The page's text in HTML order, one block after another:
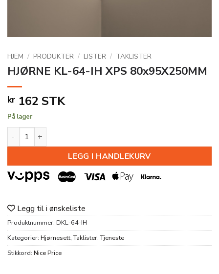
HJEM / PRODUKTER / LISTER / TAKLISTER
HJØRNE KL-64-IH XPS 80x95X250MM
kr 162 STK
På lager
HJØRNE KL-64-IH XPS 80x95X250MM antall
LEGG I HANDLEKURV
Legg til i ønskeliste
Produktnummer: DKL-64-IH
Kategorier: Hjørnesett,Taklister,Tjeneste
Stikkord: Nice Price